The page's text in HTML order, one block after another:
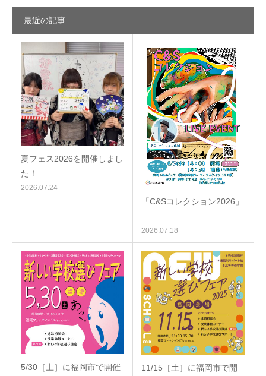
最近の記事
夏フェス2026を開催しまし
た！
2026.07.24
「C&Sコレクション2026」
2026.07.18
5/30［土］に福岡市で開催
11/15［土］に福岡市で開